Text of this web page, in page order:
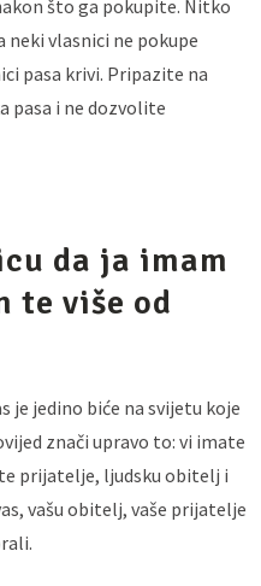
što ga pokupite. Nitko
neki vlasnici ne pokupe
pasa krivi. Pripazite na
pasa i ne dozvolite
da ja imam
te više od
je jedino biće na svijetu koje
znači upravo to: vi imate
prijatelje, ljudsku obitelj i
vašu obitelj, vaše prijatelje